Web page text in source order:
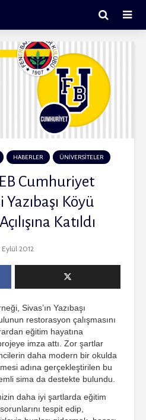
HABERLER ÜNİVERSİTELER
Cumhuriyet
Köyü
Katıldı
Eylül 2012
Sivas’ın Yazıbaşı
restorasyon çalışmasını
eğitim hayatına
imza attı. Zor şartlar
daha modern bir okulda
adına gerçekleştirilen bu
sima da destekte bulundu.
daha iyi şartlarda eğitim
tespit edip,